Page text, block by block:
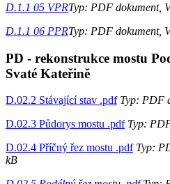
D.1.1 05 VPRTyp: PDF dokument,
D.1.1 06 PPRTyp: PDF dokument,
PD - rekonstrukce mostu
Svaté Kateřině
D.02.2 Stávající stav .pdfTyp: PDF
D.02.3 Půdorys mostu .pdfTyp:
D.02.4 Příčný řez mostu .pdfTyp:
kB